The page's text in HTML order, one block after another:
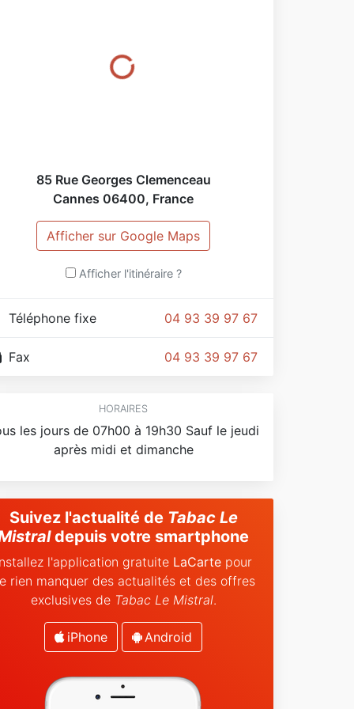
85 Rue Georges Clemenceau
Cannes 06400, France
Afficher sur Google Maps
Afficher l'itinéraire ?
04 93 39 97 67
Téléphone fixe
04 93 39 97 67
Fax
HORAIRES
les jours de 07h00 à 19h30 Sauf le jeudi
après midi et dimanche
Suivez l'actualité de Tabac Le
depuis votre smartphone
l'application gratuite LaCartepour
rien manquer des actualités et des offres
exclusives de Tabac Le Mistral.
iPhone Android